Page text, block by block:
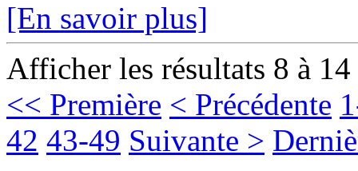
[En savoir plus]
Afficher les résultats 8 à
<< Première < Précédente
42 43-49 Suivante >